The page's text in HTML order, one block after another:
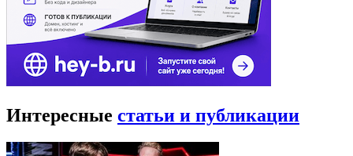
Интересные статьи и публикации